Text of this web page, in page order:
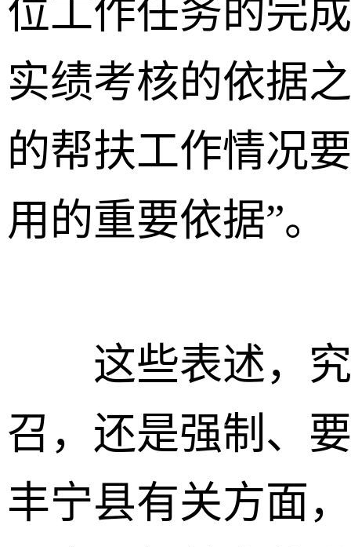
位工作任务的完
实绩考核的依据
的帮扶工作情况
用的重要依据”。
这些表述，究
召，还是强制、
丰宁县有关方面